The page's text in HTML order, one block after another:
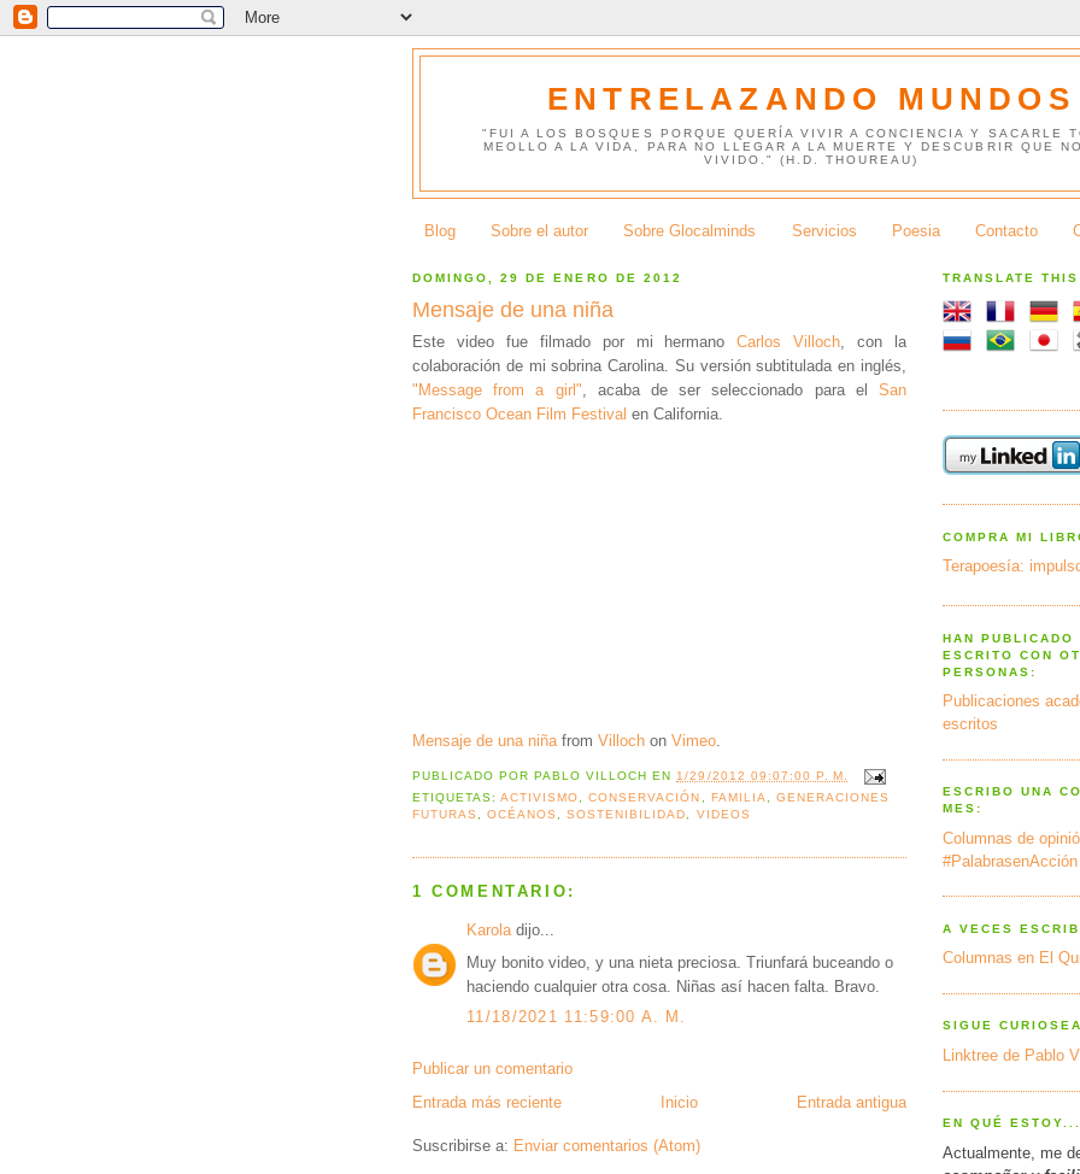
ENTRELAZANDO MUNDOS
"FUI A LOS BOSQUES PORQUE QUERÍA VIVIR A CONCIENCIA Y SACARLE
MEOLLO A LA VIDA, PARA NO LLEGAR A LA MUERTE Y DESCUBRIR QUE
VIVIDO." (H.D. THOUREAU)
Blog Sobre el autor Sobre Glocalminds Servicios Poesia Contacto
DOMINGO, 29 DE ENERO DE 2012
Mensaje de una niña
Este video fue filmado por mi hermanoCarlos Villoch , con la
colaboración de mi sobrina Carolina. Su versión subtitulada en inglés,
"Message from a girl" , acaba de ser seleccionado para elSan
Francisco Ocean Film Festival en California.
Mensaje de una niña from Villoch on Vimeo
PUBLICADO POR PABLO VILLOCH EN1/29/2012 09:07:00 P. M.
ETIQUETAS:ACTIVISMO,CONSERVACIÓN , FAMILIA, GENERACIONES
FUTURAS ,OCÉANOS ,SOSTENIBILIDAD, VIDEOS
1 COMENTARIO:
Karoladijo...
Muy bonito video, y una nieta preciosa. Triunfará buceando o
haciendo cualquier otra cosa. Niñas así hacen falta. Bravo.
11/18/2021 11:59:00 A. M.
Publicar un comentario
Entrada más reciente
Entrada antigua
Inicio
Suscribirse a: Enviar comentarios (Atom)
TRANSLATE
COMPRA MI
Terapoesía:
HAN PUBLICADO
ESCRITO CON
PERSONAS:
Publicaciones
escritos
ESCRIBO UNA
MES:
Columnas de
#PalabrasenAcción
A VECES
Columnas en El
SIGUE
Linktree de Pablo
EN QUÉ ESTOY...
Actualmente, me